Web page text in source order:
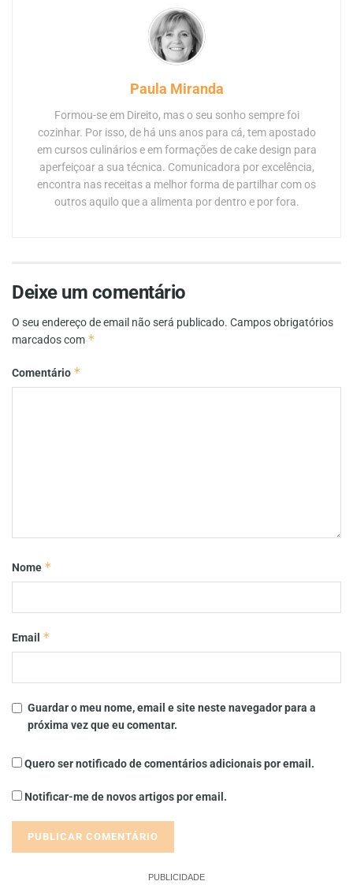
Paula Miranda
Formou-se em Direito, mas o seu sonho sempre foi
cozinhar. Por isso, de há uns anos para cá, tem apostado
em cursos culinários e em formações de cake design para
aperfeiçoar a sua técnica. Comunicadora por excelência,
encontra nas receitas a melhor forma de partilhar com os
outros aquilo que a alimenta por dentro e por fora.
Deixe um comentário
O seu endereço de email não será publicado. Campos obrigatórios
marcados com *
Comentário *
Nome *
Email *
Guardar o meu nome, email e site neste navegador para a
próxima vez que eu comentar.
Quero ser notificado de comentários adicionais por email.
Notificar-me de novos artigos por email.
PUBLICIDADE